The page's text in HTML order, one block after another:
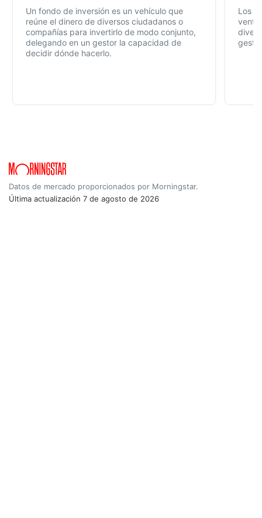
Un fondo de inversión es un vehículo que
reúne el dinero de diversos ciudadanos o
compañías para invertirlo de modo conjunto,
delegando en un gestor la capacidad de
decidir dónde hacerlo.
Los
Datos de mercado proporcionados por Morningstar.
Última actualización 7 de agosto de 2026